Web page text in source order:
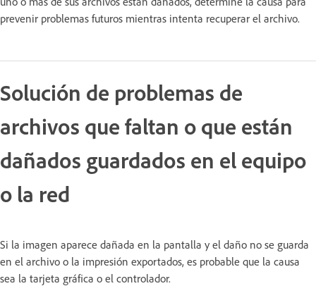
prevenir problemas futuros mientras intenta recuperar el archivo.
Solución de problemas de
archivos que faltan o que están
dañados guardados en el equipo
o la red
Si la imagen aparece dañada en la pantalla y el daño no se guarda
en el archivo o la impresión exportados, es probable que la causa
sea la tarjeta gráfica o el controlador.